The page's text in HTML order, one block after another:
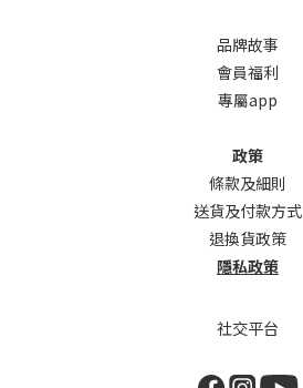
品牌故事
會員福利
專屬app
政策
條款及細則
送貨及付款方式
退換貨政策
隱私政策
社交平台